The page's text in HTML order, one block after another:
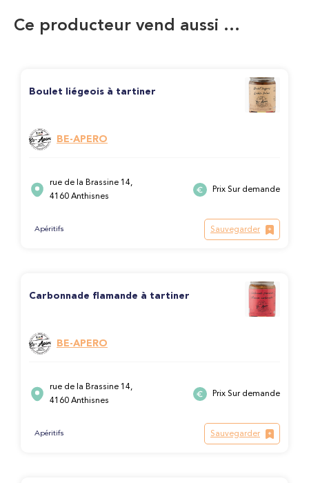
Ce producteur vend aussi …
Boulet liégeois à tartiner
BE-APERO
rue de la Brassine 14,
4160 Anthisnes
Prix Sur demande
Apéritifs Sauvegarder
Carbonnade flamande à tartiner
BE-APERO
rue de la Brassine 14,
4160 Anthisnes
Prix Sur demande
Apéritifs Sauvegarder